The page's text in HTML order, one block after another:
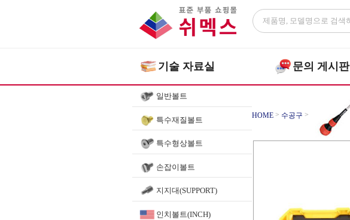
기술 자료실 문의 게시판
일반볼트
특수재질볼트
특수형상볼트
손잡이볼트
지지대(SUPPORT)
인치볼트(INCH)
HOME > 수공구 >